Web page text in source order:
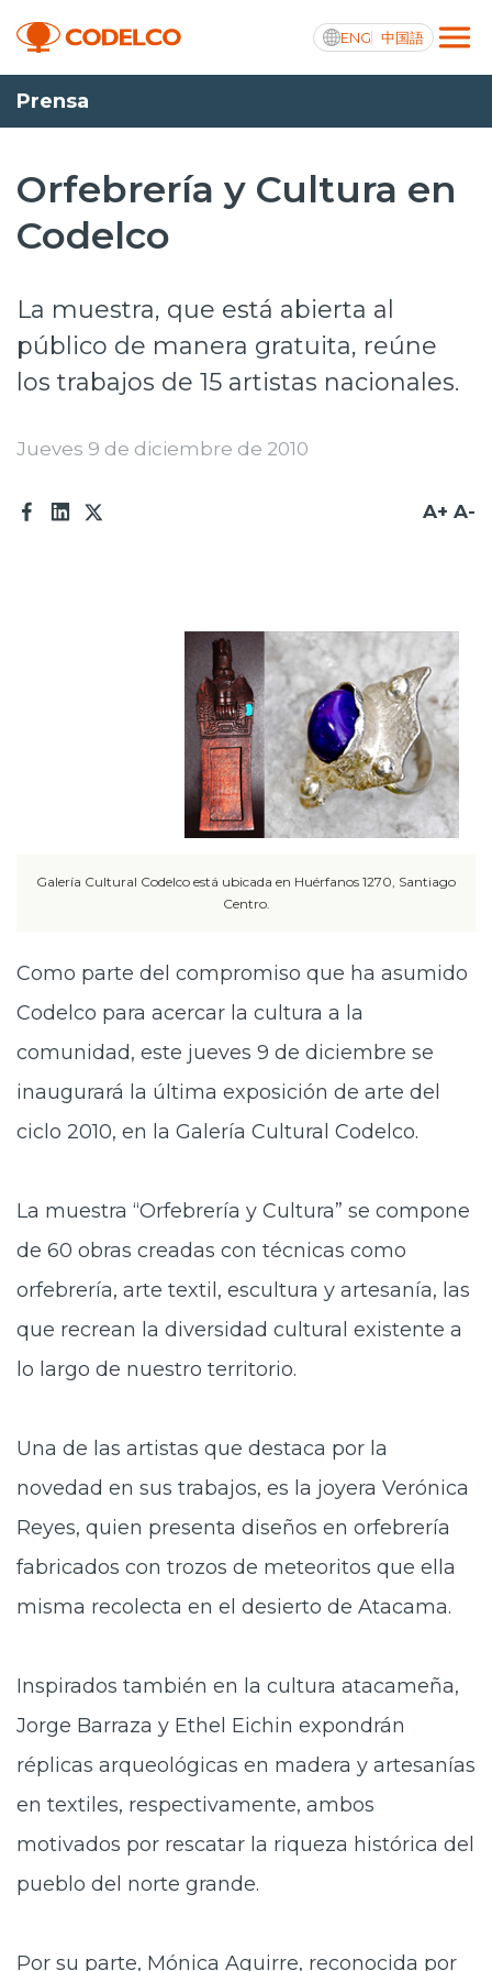
ENG 中国語
Transparencia activa
Nosotros
Proyectos
Sustentabilidad
Prensa
Canales de denuncia
Acceso trabajadores/as
Prensa
Orfebrería y Cultura en
Codelco
La muestra, que está abierta al
público de manera gratuita, reúne
los trabajos de 15 artistas nacionales.
Jueves 9 de diciembre de 2010
A+ A-
Galería Cultural Codelco está ubicada en Huérfanos 1270, Santiago
Centro.
Como parte del compromiso que ha asumido
Codelco para acercar la cultura a la
comunidad, este jueves 9 de diciembre se
inaugurará la última exposición de arte del
ciclo 2010, en la Galería Cultural Codelco.
La muestra “Orfebrería y Cultura” se compone
de 60 obras creadas con técnicas como
orfebrería, arte textil, escultura y artesanía, las
que recrean la diversidad cultural existente a
lo largo de nuestro territorio.
Una de las artistas que destaca por la
novedad en sus trabajos, es la joyera Verónica
Reyes, quien presenta diseños en orfebrería
fabricados con trozos de meteoritos que ella
misma recolecta en el desierto de Atacama.
Inspirados también en la cultura atacameña,
Jorge Barraza y Ethel Eichin expondrán
réplicas arqueológicas en madera y artesanías
en textiles, respectivamente, ambos
motivados por rescatar la riqueza histórica del
pueblo del norte grande.
Por su parte, Mónica Aguirre, reconocida por